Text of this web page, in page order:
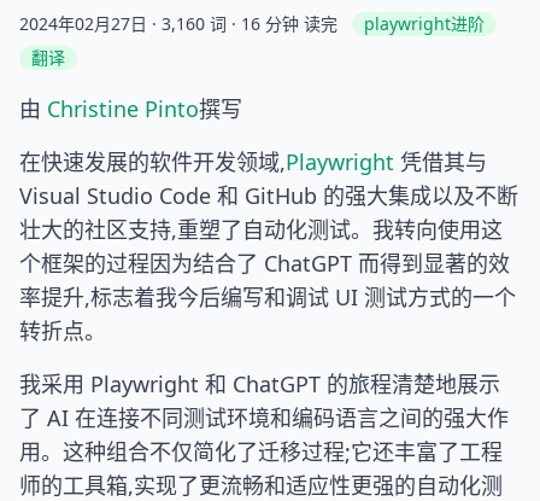
2024年02月27日 · 3,160 词 · 16 分钟 读完
playwright进阶
翻译
由 Christine Pinto撰写
在快速发展的软件开发领域,Playwright 凭借其与
Visual Studio Code 和 GitHub 的强大集成以及不断
壮大的社区支持,重塑了自动化测试。我转向使用这
个框架的过程因为结合了 ChatGPT 而得到显著的效
率提升,标志着我今后编写和调试 UI 测试方式的一个
转折点。
我采用 Playwright 和 ChatGPT 的旅程清楚地展示
了 AI 在连接不同测试环境和编码语言之间的强大作
用。这种组合不仅简化了迁移过程;它还丰富了工程
师的工具箱,实现了更流畅和适应性更强的自动化测